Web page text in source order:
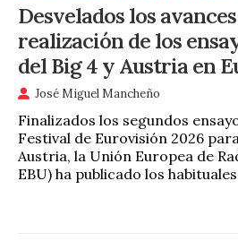
Desvelados los
realización de los
del Big 4 y Austria en
José Miguel Mancheño
Finalizados los segundos
Festival de Eurovisión 2026
Austria, la Unión Europea de
EBU) ha publicado los